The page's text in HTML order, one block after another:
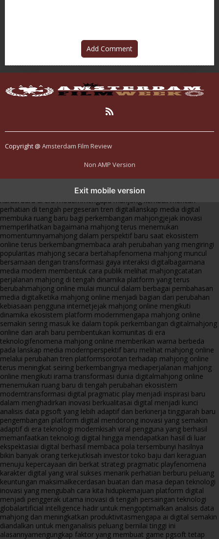
Add Comment
Copyright @ Amsterdam Film Review
Non AMP Version
Exit mobile version
dari komunitas hingga platform mahjong membangun
narasi baru di era modernmengapa mahjong kembali mencuri
perhatian di tengah pergeseran tren digitallanskap media digital
membuka ruang baru bagi perkembangan mahjongjejak inovasi
memperlihatkan bagaimana mahjong terus menemukan
momentumnyamahjong dalam perspektif baru saat ekosistem
online terus berkembangmembaca arah perubahan yang mengiringi
popularitas mahjong secara bertahapfenomena mahjong muncul
bersamaan dengan transformasi gaya interaksi digitalbagaimana
media modern membentuk cara publik melihat mahjongcatatan
perjalanan mahjong di tengah dinamika platform yang terus
berubahmahjong online mulai muncul dalam berbagai pembahasan
media digitalketika mahjong online menjadi bagian dari perubahan
kebiasaan pengguna internetjejak mahjong online mengikuti
dinamika ekosistem platform modernmengapa mahjong online
semakin sering masuk ke dalam topik perkembangan digitalmahjong
online dan arah baru pembentukan komunitas di era
teknologifenomena mahjong online memberikan warna berbeda
pada lanskap media modernperspektif baru melihat mahjong online
melalui perubahan tren platformsorotan terhadap mahjong online
terus meningkat seiring berkembangnya mediaperjalanan mahjong
online mengikuti irama transformasi dunia digitalmahjong online
menemukan ruang baru di tengah perubahan ekosistem
moderntransformasi digital pragmatic play menjadi inspirasi baru
dalam menghadirkan inovasi berkualitasai digital menjadi kunci
analisis data pgsoft yang lebih adaptif dan berkinerja tinggiarah baru
pengembangan platform digital mendorong inovasi yang semakin
adaptif di era teknologi modernkisah viral pengguna yang berhasil
memanfaatkan teknologi digital hingga mendapatkan hasil di luar
ekspektasiai digital berhasil membaca pola tersembunyi hasilnya
bikin banyak orang terkejutkisah investor toko baju dari keraguan
menuju kepercayaan diri berkat strategi pragmatic playfenomena
karakter digital yang viral sukses menarik perhatian berburu peluang
keuntungan maksimalkecerdasan buatan dan masa depan teknologi
inovasi yang mengubah cara kita hidupkemajuan platform digital
menjadi penggerak utama inovasi di tengah persaingan teknologi
globalartificial intelligence hadir untuk mengoptimalkan analisis data
mahjong dan meningkatkan produktivitasmengapa ai digital semakin
diandalkan untuk menganalisis peluang bernilai tinggi ini
alasannyamengungkap faktor yang membuat game pgsoft tetap